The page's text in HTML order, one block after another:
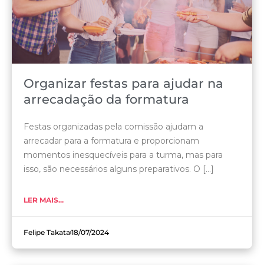
Organizar festas para ajudar na
arrecadação da formatura
Festas organizadas pela comissão ajudam a
arrecadar para a formatura e proporcionam
momentos inesquecíveis para a turma, mas para
isso, são necessários alguns preparativos. O [...]
LER MAIS...
Felipe Takata18/07/2024